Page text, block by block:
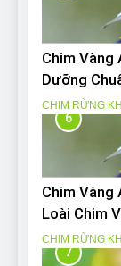
Chim Vàng
Dưỡng
CHIM RỪNG
6
Chim Vàng
Loài Chim
CHIM RỪNG
7